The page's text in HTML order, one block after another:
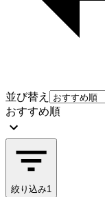
並び替え
おすすめ順
絞り込み1